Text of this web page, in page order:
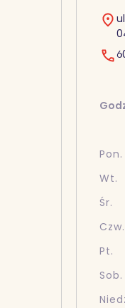
Pon.
Wt.
Śr.
Czw.
Pt.
Sob.